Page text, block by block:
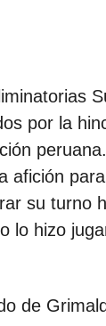
por la
afición
su turno
lo hizo
de